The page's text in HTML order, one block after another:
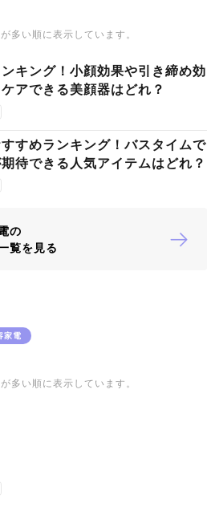
多い順に表示しています。
キング！小顔効果や引き締め効
アできる美顔器はどれ？
すめランキング！バスタイムで
待できる人気アイテムはどれ？
の
覧を見る
家電
多い順に表示しています。